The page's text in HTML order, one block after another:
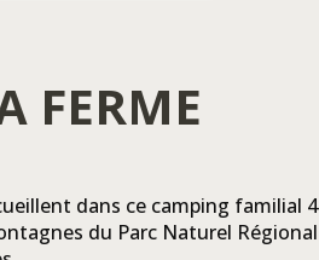
FERME
dans ce camping familial 4
du Parc Naturel Régional